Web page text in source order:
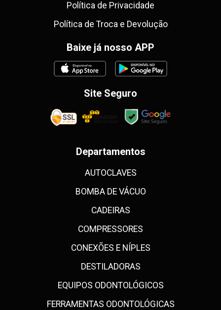
Política de Privacidade
Política de Troca e Devolução
Baixe já nosso APP
Site Seguro
Departamentos
AUTOCLAVES
BOMBA DE VÁCUO
CADEIRAS
COMPRESSORES
CONEXÕES E NÍPLES
DESTILADORAS
EQUIPOS ODONTOLÓGICOS
FERRAMENTAS ODONTOLÓGICAS